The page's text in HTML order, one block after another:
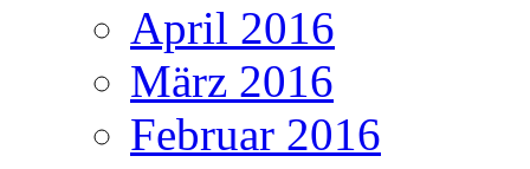
April 2016
März 2016
Februar 2016